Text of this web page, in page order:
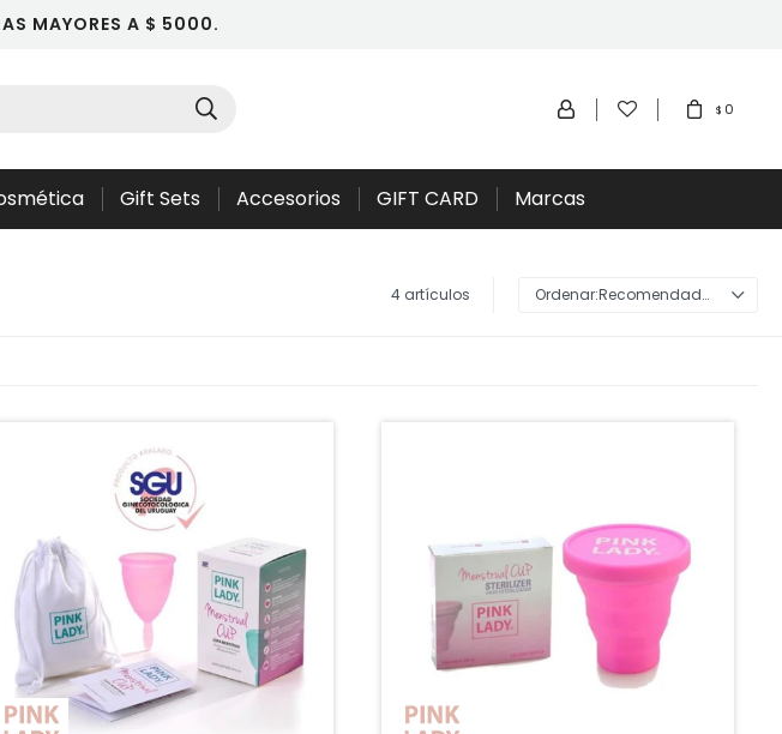
MAYORES A $ 5000.
Gift Sets Accesorios GIFT CARD Marcas
$ 0
4 artículos Recomendados